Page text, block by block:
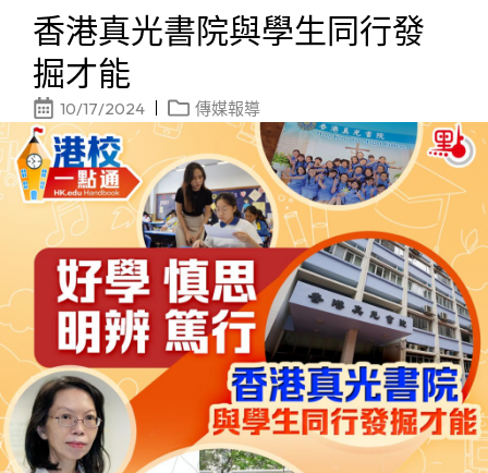
香港真光書院與學生同行發
掘才能
10/17/2024 傳媒報導